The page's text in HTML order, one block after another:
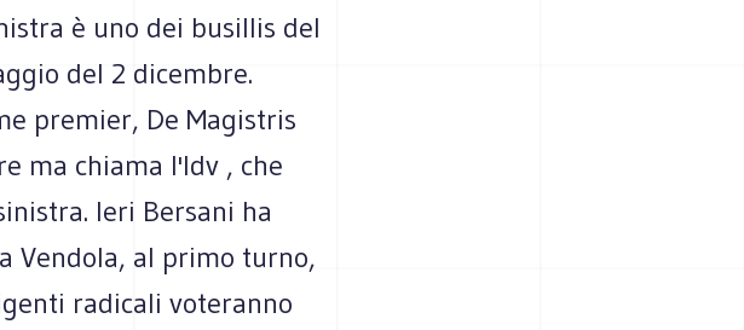
è uno dei busillis del
del 2 dicembre.
premier, De Magistris
ma chiama l'Idv , che
Ieri Bersani ha
Vendola, al primo turno,
radicali voteranno